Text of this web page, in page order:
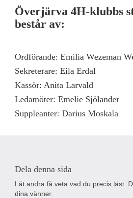
Överjärva 4H-klubbs
består av:
Ordförande: Emilia Wezeman
Sekreterare: Eila Erdal
Kassör: Anita Larvald
Ledamöter: Emelie Sjölander
Suppleanter: Darius Moskala
Dela denna sida
Låt andra få veta vad du precis läst.
dina vänner.